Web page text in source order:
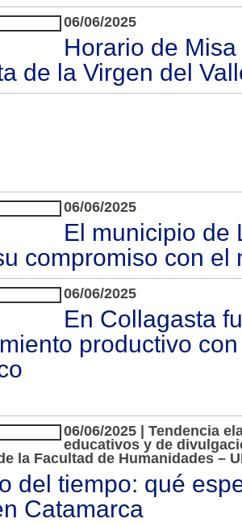
06/06/2025
Horario de
de la Virgen del
06/06/2025
El municipio de
compromiso con el
06/06/2025
En Collagasta
productivo
06/06/2025 | Tendencia
educativos y de
la Facultad de Humanidades –
del tiempo: qué
Catamarca